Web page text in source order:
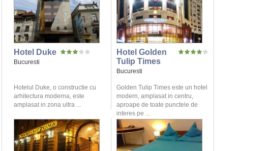
Hotel Duke
Bucuresti
Hotelul Duke, o constructie cu
arhitectura moderna, este
amplasat in zona ultra ...
Hotel Golden
Tulip Times
Bucuresti
Golden Tulip Times este un hotel
modern, amplasat in centru,
aproape de toate punctele de
interes pe ...